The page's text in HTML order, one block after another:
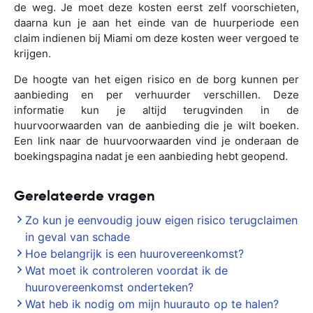
de weg. Je moet deze kosten eerst zelf voorschieten,
daarna kun je aan het einde van de huurperiode een
claim indienen bij Miami om deze kosten weer vergoed te
krijgen.
De hoogte van het eigen risico en de borg kunnen per
aanbieding en per verhuurder verschillen. Deze
informatie kun je altijd terugvinden in de
huurvoorwaarden van de aanbieding die je wilt boeken.
Een link naar de huurvoorwaarden vind je onderaan de
boekingspagina nadat je een aanbieding hebt geopend.
Gerelateerde vragen
Zo kun je eenvoudig jouw eigen risico terugclaimen
in geval van schade
Hoe belangrijk is een huurovereenkomst?
Wat moet ik controleren voordat ik de
huurovereenkomst onderteken?
Wat heb ik nodig om mijn huurauto op te halen?